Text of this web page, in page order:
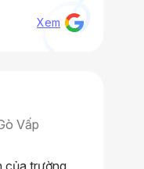
Xem
Vấp
của trường